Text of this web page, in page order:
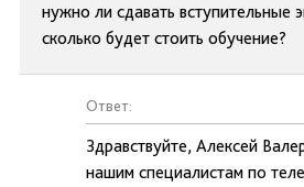
нужно ли сдавать вступительные
сколько будет стоить обучение?
Ответ:
Здравствуйте, Алексей
нашим специалистам по